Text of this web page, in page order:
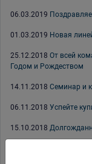
06.03.2019
01.03.2019 Новая
25.12.2018 От всей
Годом и Рождеством
14.11.2018 Семинар и
06.11.2018 Успейте
15.10.2018